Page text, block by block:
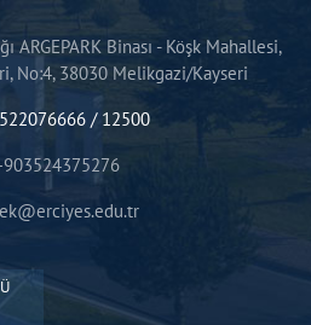
ARGEPARK Binası - Köşk Mahallesi,
No:4, 38030 Melikgazi/Kayseri
/ 12500